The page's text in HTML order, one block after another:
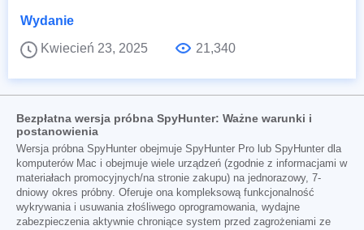
Wydanie
Kwiecień 23, 2025
21,340
Bezpłatna wersja próbna SpyHunter: Ważne warunki i
postanowienia
Wersja próbna SpyHunter obejmuje SpyHunter Pro lub SpyHunter dla
komputerów Mac i obejmuje wiele urządzeń (zgodnie z informacjami w
materiałach promocyjnych/na stronie zakupu) na jednorazowy, 7-
dniowy okres próbny. Oferuje ona kompleksową funkcjonalność
wykrywania i usuwania złośliwego oprogramowania, wydajne
zabezpieczenia aktywnie chroniące system przed zagrożeniami ze